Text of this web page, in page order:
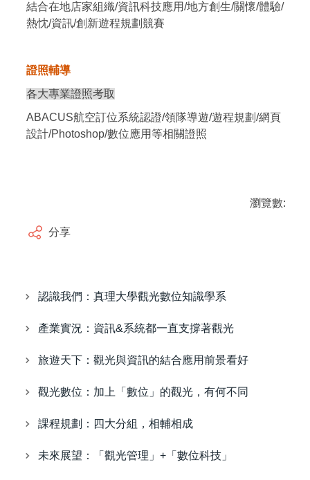
結合在地店家組織/資訊科技應用/地方創生/關懷/體驗/
熱忱/資訊/創新遊程規劃競賽
證照輔導
各大專業證照考取
ABACUS航空訂位系統認證/領隊導遊/遊程規劃/網頁
設計/Photoshop/數位應用等相關證照
瀏覽數:
分享
認識我們：真理大學觀光數位知識學系
產業實況：資訊&系統都一直支撐著觀光
旅遊天下：觀光與資訊的結合應用前景看好
觀光數位：加上「數位」的觀光，有何不同
課程規劃：四大分組，相輔相成
未來展望：「觀光管理」+「數位科技」